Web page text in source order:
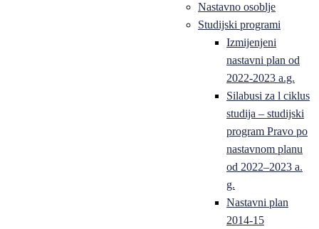
Nastavno osoblje
Studijski programi
Izmijenjeni
nastavni plan od
2022-2023 a.g.
Silabusi za l ciklus
studija – studijski
program Pravo po
nastavnom planu
od 2022–2023 a.
g.
Nastavni plan
2014-15